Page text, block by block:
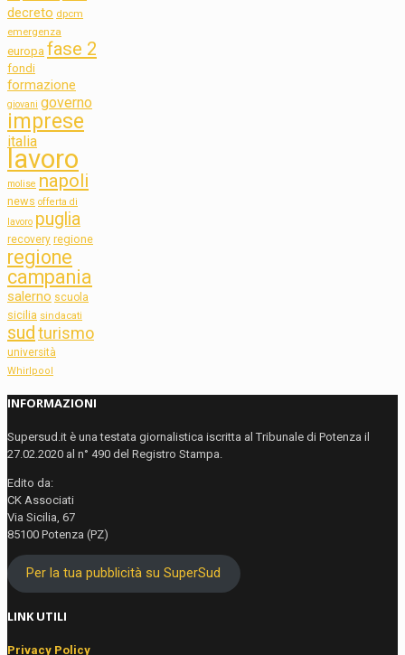
decreto dpcm
emergenza
europa fase 2
fondi
formazione
giovani governo
imprese
italia
lavoro
molise napoli
news offerta di
lavoro puglia
recovery regione
regione
campania
salerno scuola
sicilia sindacati
sudturismo
università
Whirlpool
INFORMAZIONI
Supersud.it è una testata giornalistica iscritta al Tribunale di Potenza il
27.02.2020 al n° 490 del Registro Stampa.
Edito da:
CK Associati
Via Sicilia, 67
85100 Potenza (PZ)
Per la tua pubblicità su SuperSud
LINK UTILI
Privacy Policy